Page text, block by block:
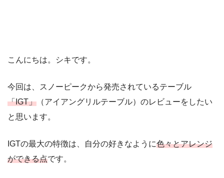
こんにちは。シキです。
今回は、スノーピークから発売されているテーブル
「IGT」 （アイアングリルテーブル）のレビューをしたい
と思います。
IGTの最大の特徴は、自分の好きなように色々とアレンジ
ができる点です。